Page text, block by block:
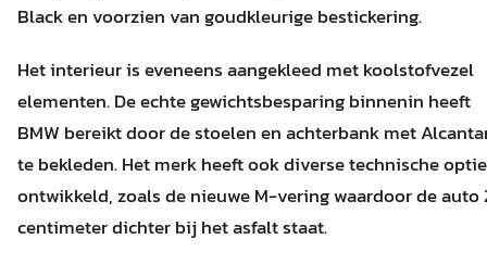
Black en voorzien van goudkleurige bestickering.
Het interieur is eveneens aangekleed met koolstofvezel
elementen. De echte gewichtsbesparing binnenin heeft
BMW bereikt door de stoelen en achterbank met
te bekleden. Het merk heeft ook diverse technische
ontwikkeld, zoals de nieuwe M-vering waardoor de auto
centimeter dichter bij het asfalt staat.